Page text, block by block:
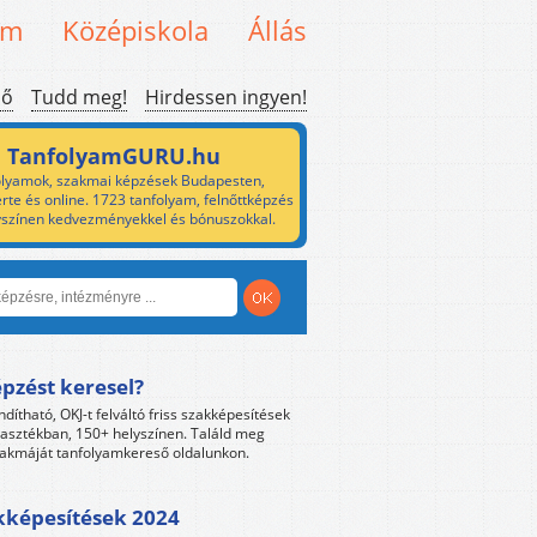
Középiskola Állás
Tudd meg! Hirdessen ingyen!
TanfolyamGURU.hu
szakmai képzések Budapesten,
és online. 1723 tanfolyam, felnőttképzés
kedvezményekkel és bónuszokkal.
keresel?
OKJ-t felváltó friss szakképesítések
150+ helyszínen. Találd meg
tanfolyamkereső oldalunkon.
2024